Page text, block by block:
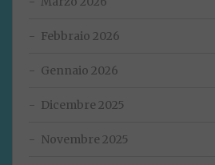
Febbraio 2026
Gennaio 2026
Dicembre 2025
Novembre 2025